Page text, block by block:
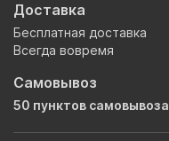
Доставка
Бесплатная доставка
Всегда вовремя
Самовывоз
50 пунктов самовывоза